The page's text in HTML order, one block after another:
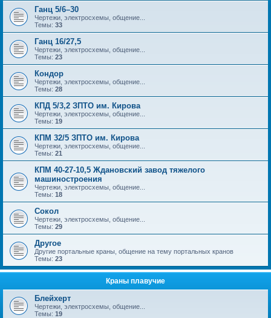
Ганц 5/6–30
Чертежи, электросхемы, общение...
Темы: 33
Ганц 16/27,5
Чертежи, электросхемы, общение...
Темы: 23
Кондор
Чертежи, электросхемы, общение...
Темы: 28
КПД 5/3,2 ЗПТО им. Кирова
Чертежи, электросхемы, общение...
Темы: 19
КПМ 32/5 ЗПТО им. Кирова
Чертежи, электросхемы, общение...
Темы: 21
КПМ 40-27-10,5 Ждановский завод тяжелого
машиностроения
Чертежи, электросхемы, общение...
Темы: 18
Сокол
Чертежи, электросхемы, общение...
Темы: 29
Другое
Другие портальные краны, общение на тему портальных кранов
Темы: 23
Краны плавучие
Блейхерт
Чертежи, электросхемы, общение...
Темы: 19